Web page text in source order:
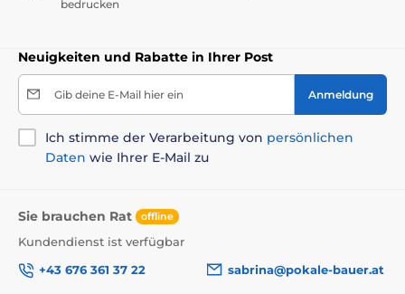
Auszeichnung, die Eindruck macht und lange in Erinnerung
bleibt.
Hochwertige Verarbeitung
Ideal für Sport, Jubiläen, Ehrenpreise
Auch in Kombination mit Medaille oder Pokal bestellbar
bedrucken
Neuigkeiten und Rabatte in Ihrer Post
Gib deine E-Mail hier ein Anmeldung
Ich stimme der Verarbeitung von persönlichen
Daten wie Ihrer E-Mail zu
Sie brauchen Rat offline
Kundendienst ist verfügbar
+43 676 361 37 22
sabrina@pokale-bauer.at